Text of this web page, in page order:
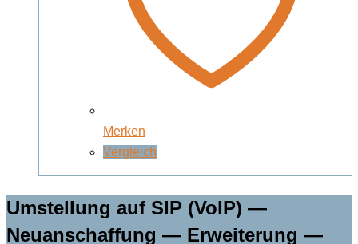
Merken
Vergleich
Umstellung auf SIP (VoIP) —
Neuanschaffung — Erweiterung —